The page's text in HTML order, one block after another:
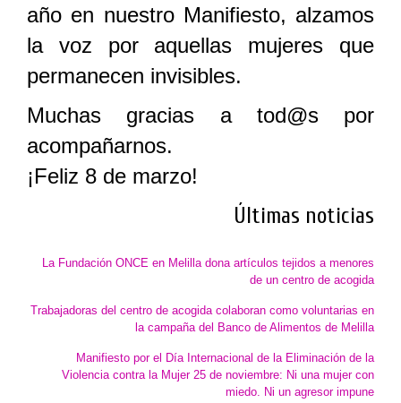
año en nuestro Manifiesto, alzamos
la voz por aquellas mujeres que
permanecen invisibles.
Muchas gracias a tod@s por
acompañarnos.
¡Feliz 8 de marzo!
Últimas noticias
La Fundación ONCE en Melilla dona artículos tejidos a menores
de un centro de acogida
Trabajadoras del centro de acogida colaboran como voluntarias en
la campaña del Banco de Alimentos de Melilla
Manifiesto por el Día Internacional de la Eliminación de la
Violencia contra la Mujer 25 de noviembre: Ni una mujer con
miedo. Ni un agresor impune